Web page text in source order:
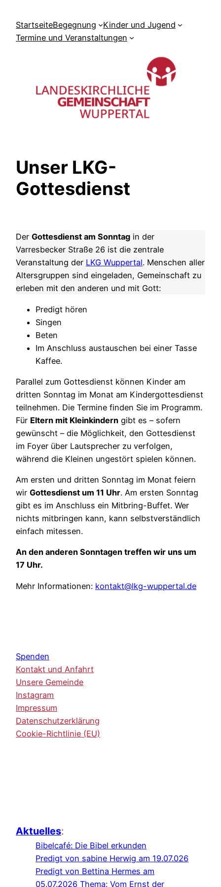
Inhalt
springen
StartseiteBegegnung
Kinder und Jugend
Termine und Veranstaltungen
Unser LKG-
Gottesdienst
Der Gottesdienst am Sonntag in der
Varresbecker Straße 26 ist die zentrale
Veranstaltung der LKG Wuppertal. Menschen aller
Altersgruppen sind eingeladen, Gemeinschaft zu
erleben mit den anderen und mit Gott:
Predigt hören
Singen
Beten
Im Anschluss austauschen bei einer Tasse
Kaffee.
Parallel zum Gottesdienst können Kinder am
dritten Sonntag im Monat am Kindergottesdienst
teilnehmen. Die Termine finden Sie im Programm.
Für Eltern mit Kleinkindern gibt es – sofern
gewünscht – die Möglichkeit, den Gottesdienst
im Foyer über Lautsprecher zu verfolgen,
während die Kleinen ungestört spielen können.
Am ersten und dritten Sonntag im Monat feiern
wir Gottesdienst um 11 Uhr. Am ersten Sonntag
gibt es im Anschluss ein Mitbring-Buffet. Wer
nichts mitbringen kann, kann selbstverständlich
einfach mitessen.
An den anderen Sonntagen treffen wir uns um
17 Uhr.
Mehr Informationen: kontakt@lkg-wuppertal.de
Spenden
Kontakt und Anfahrt
Unsere Gemeinde
Instagram
Impressum
Datenschutzerklärung
Cookie-Richtlinie (EU)
Aktuelles:
Bibelcafé: Die Bibel erkunden
Predigt von sabine Herwig am 19.07.026
Predigt von Bettina Hermes am
05.07.2026 Thema: Vom Ernst der